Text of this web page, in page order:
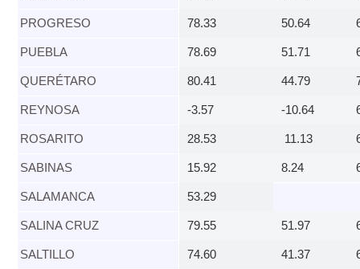
PROGRESO​ 78.33 50.64
PUEBLA​ 78.69 51.71
QUERÉTARO​ 80.41 44.79
REYNOSA​ -3.57 -10.64
ROSARITO​ 28.53 11.13
SABINAS​ 15.92 8.24
SALAMANCA​ 53.29
SALINA CRUZ​ 79.55 51.97
​SALTILLO 74.60 41.37